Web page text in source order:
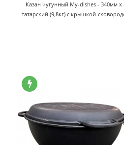
Казан чугунный Мy-dishes - 340мм x
татарский (9,8кг) с крышкой-